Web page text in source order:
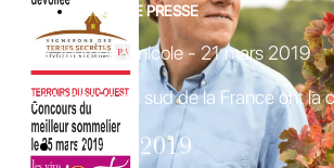
REVUE DE PRESSE
La Journée Vinicole - 21 mars 2019
Les terroirs du sud de la France ont la
16 Avr 2019